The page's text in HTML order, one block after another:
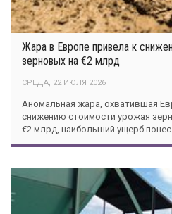
Жара в Европе привела к
зерновых на €2 млрд
СРЕДА, 22 ИЮЛЯ 2026
Аномальная жара, охватившая
снижению стоимости урожая
€2 млрд, наибольший ущерб